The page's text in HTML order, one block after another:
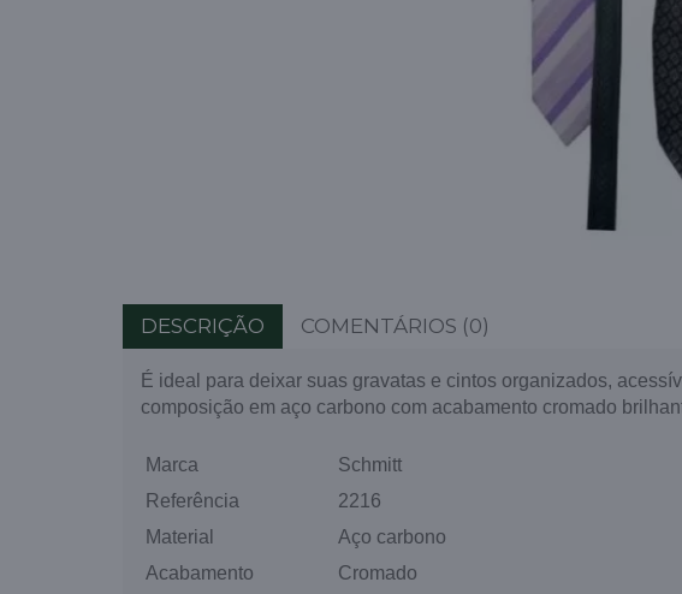
DESCRIÇÃO COMENTÁRIOS (0)
É ideal para deixar suas gravatas e cintos organizados,
composição em aço carbono com acabamento cromado
Marca
Schmitt
Referência
2216
Material
Aço carbono
Acabamento
Cromado